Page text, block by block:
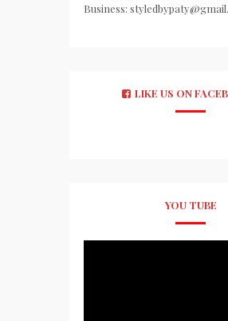
Business:
LIKE US ON
YOU TUBE